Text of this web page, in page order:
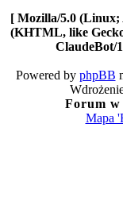
[ Mozilla/5.0 (Linux;
(KHTML, like
ClaudeBot/
Powered by phpBB
Forum
Mapa